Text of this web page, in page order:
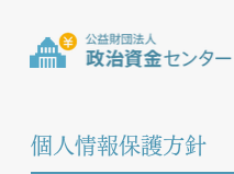
​個人情報保護方針